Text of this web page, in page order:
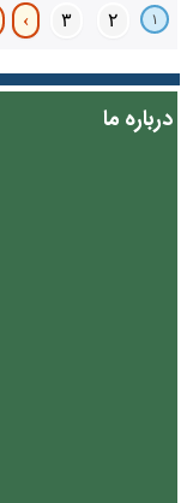
۱ ۲ ۳ ›
درباره ما